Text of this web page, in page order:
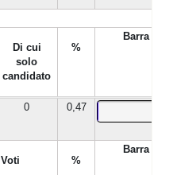
Di cui
solo
candidato
%
Barra %
0 0,47
Voti %
Barra %